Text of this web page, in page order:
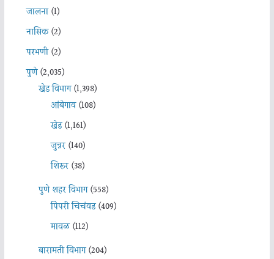
जालना(1)
नासिक(2)
परभणी(2)
पुणे(2,035)
खेड विभाग(1,398)
आंबेगाव(108)
खेड(1,161)
जुन्नर(140)
शिरूर(38)
पुणे शहर विभाग(558)
पिंपरी चिचंवड(409)
मावळ(112)
बारामती विभाग(204)